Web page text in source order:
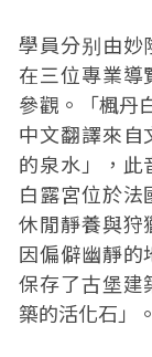
學員分别由妙
在三位專業導
參觀。「楓丹
中文翻譯來自
的泉水」，此
白露宮位於法
休閒靜養與狩
因偏僻幽靜的
保存了古堡建
築的活化石」。